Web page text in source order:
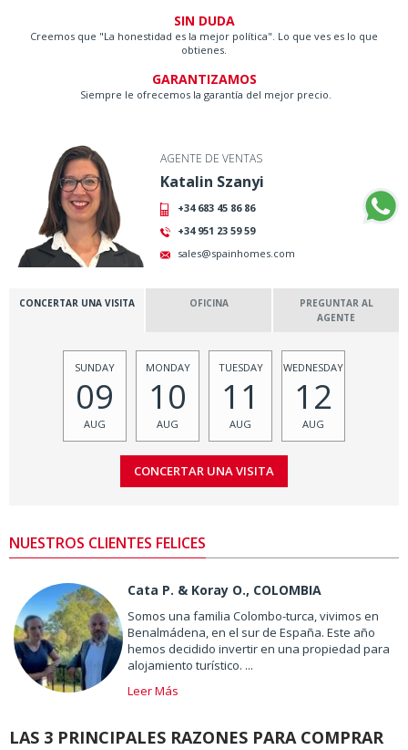
SIN DUDA
Creemos que "La honestidad es la mejor política". Lo que ves es lo que
obtienes.
GARANTIZAMOS
Siempre le ofrecemos la garantía del mejor precio.
AGENTE DE VENTAS
Katalin Szanyi
+34 683 45 86 86
+34 951 23 59 59
sales@spainhomes.com
CONCERTAR UNA VISITA OFICINA
PREGUNTAR AL
AGENTE
SUNDAY
09
AUG
MONDAY
10
AUG
TUESDAY
11
AUG
WEDNESDAY
12
AUG
NUESTROS CLIENTES FELICES
Cata P. & Koray O., COLOMBIA
Somos una familia Colombo-turca, vivimos en
Benalmádena, en el sur de España. Este año
hemos decidido invertir en una propiedad para
alojamiento turístico. ...
Leer Más
LAS 3 PRINCIPALES RAZONES PARA COMPRAR